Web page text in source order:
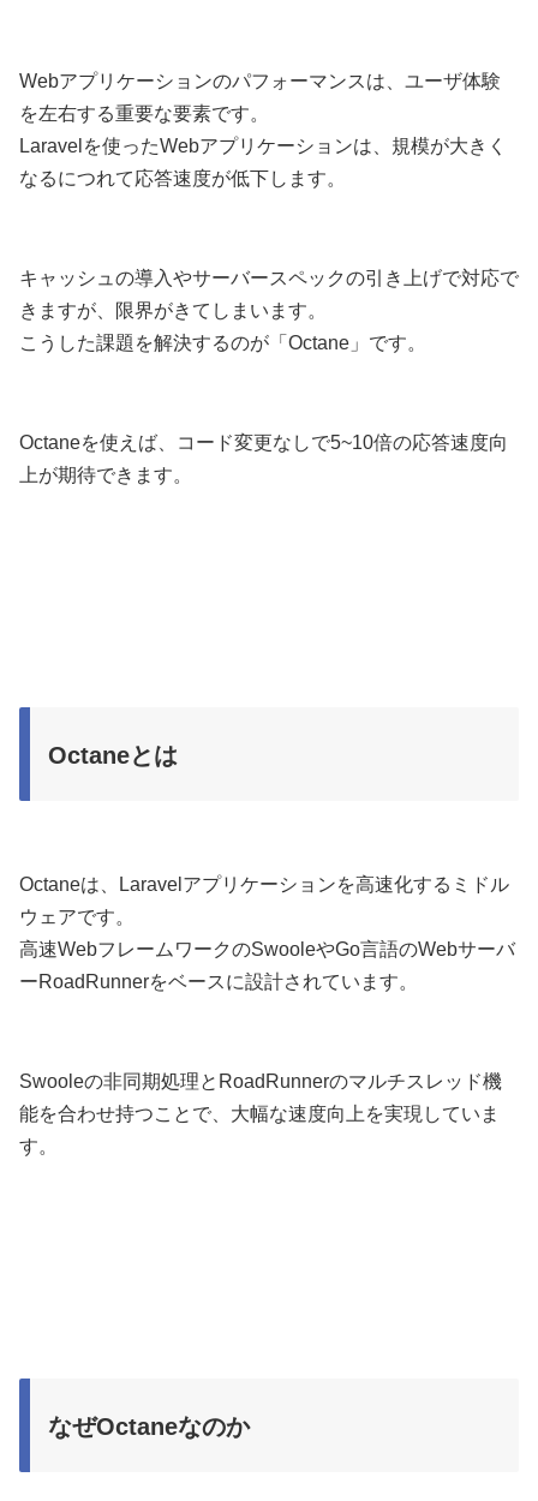
Webアプリケーションのパフォーマンスは、ユーザ体験
を左右する重要な要素です。
Laravelを使ったWebアプリケーションは、規模が大きく
なるにつれて応答速度が低下します。
キャッシュの導入やサーバースペックの引き上げで対応で
きますが、限界がきてしまいます。
こうした課題を解決するのが「Octane」です。
Octaneを使えば、コード変更なしで5~10倍の応答速度向
上が期待できます。
Octaneとは
Octaneは、Laravelアプリケーションを高速化するミドル
ウェアです。
高速WebフレームワークのSwooleやGo言語のWebサーバ
ーRoadRunnerをベースに設計されています。
Swooleの非同期処理とRoadRunnerのマルチスレッド機
能を合わせ持つことで、大幅な速度向上を実現していま
す。
なぜOctaneなのか